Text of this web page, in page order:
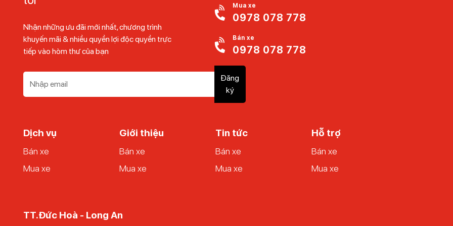
khách hàng sẽ được trả góp với thời hạn dài nhất thị trường. Ucar còn liên kết với nhiều ngân hàng để hỗ trợ khách
suất ưu đãi.
hàng đầu, điều này cũng góp phần giúp Ucar trở thành nền tảng mua bán xe ô tô đã qua sử dụng uy tín nhất Việt
tư vấn từ nhân viên nhé.
Nhận những ưu đãi mới nhất, chương trình
khuyến mãi & nhiều quyền lợi độc quyền trực
tiếp vào hòm thư của bạn
Đăng
ký
Mua xe
0978 078 778
Bán xe
0978 078 778
Dịch vụ
Bán xe
Mua xe
Giới thiệu
Bán xe
Mua xe
Tin tức
Bán xe
Mua xe
Hỗ trợ
Bán xe
Mua xe
TT.Đức Hoà - Long An